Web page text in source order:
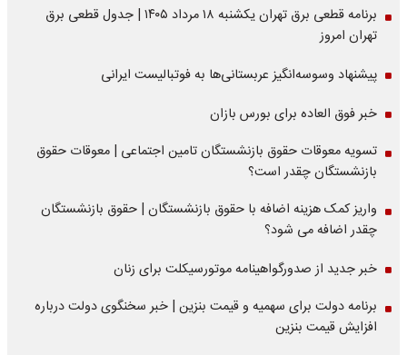
برنامه قطعی برق تهران یکشنبه ۱۸ مرداد ۱۴۰۵ | جدول قطعی برق
تهران امروز
پیشنهاد وسوسه‌انگیز عربستانی‌ها به فوتبالیست ایرانی
خبر فوق العاده برای بورس بازان
تسویه معوقات حقوق بازنشستگان تامین اجتماعی | معوقات حقوق
بازنشستگان چقدر است؟
واریز کمک هزینه اضافه با حقوق بازنشستگان | حقوق بازنشستگان
چقدر اضافه می شود؟
خبر جدید از صدورگواهینامه موتورسیکلت برای زنان
برنامه دولت برای سهمیه و قیمت بنزین | خبر سخنگوی دولت درباره
افزایش قیمت بنزین